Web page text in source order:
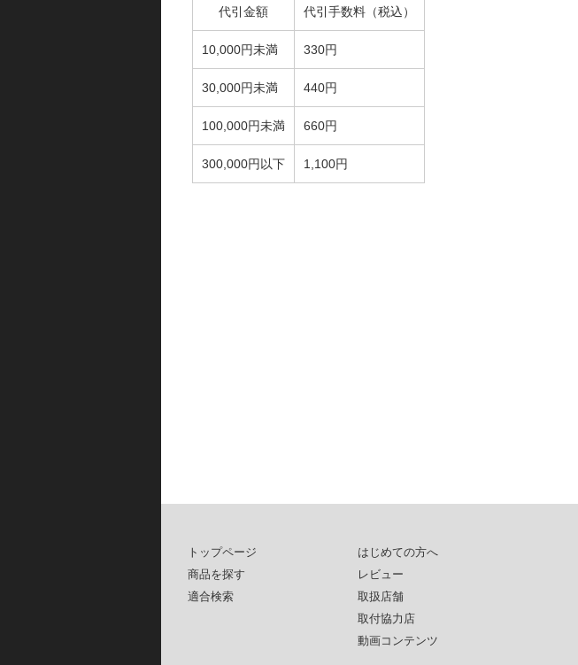
代引金額 代引手数料（税込）
10,000円未満 330円
30,000円未満 440円
100,000円未満 660円
300,000円以下 1,100円
トップページ
商品を探す
適合検索
はじめての方へ
レビュー
取扱店舗
取付協力店
動画コンテンツ